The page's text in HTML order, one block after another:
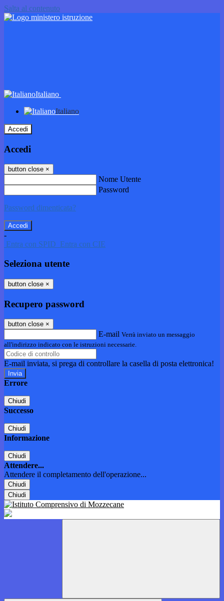
Salta al contenuto
Italiano
Italiano
Accedi
Accedi
button close ×
Nome Utente
Password
Password dimenticata?
-
Entra con SPID Entra con CIE
Seleziona utente
button close ×
Recupero password
button close ×
E-mail Verrà inviato un messaggio
all'indirizzo indicato con le istruzioni necessarie.
E-mail inviata, si prega di controllare la casella di posta elettronica!
Errore
Chiudi
Successo
Chiudi
Informazione
Chiudi
Attendere...
Attendere il completamento dell'operazione...
Chiudi
Chiudi